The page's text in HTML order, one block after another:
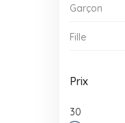
Garçon
Fille
Prix
30